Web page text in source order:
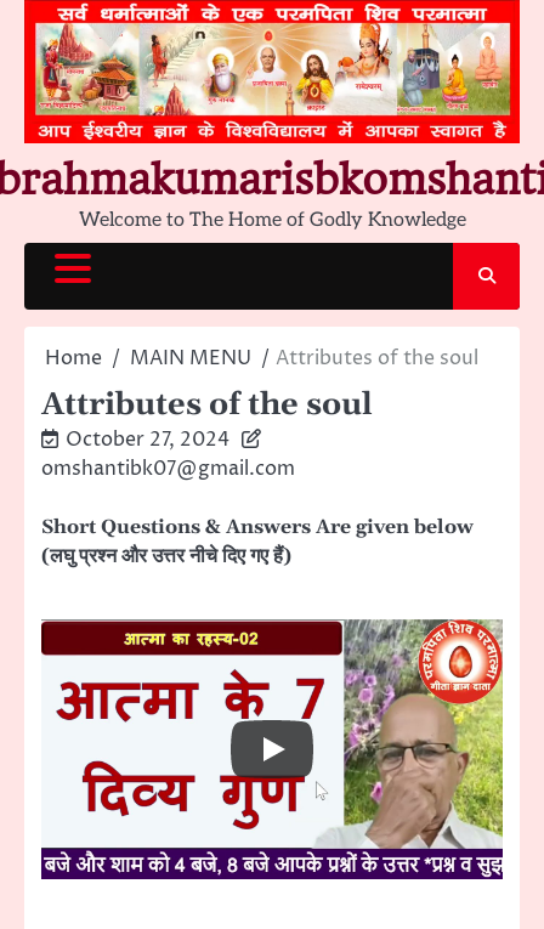
content
Welcome to The Home of Godly Knowledge
Home MAIN MENU Attributes of the soul
Attributes of the soul
October 27, 2024
omshantibk07@gmail.com
Short Questions & Answers Are given below
(लघु प्रश्न और उत्तर नीचे दिए गए हैं)